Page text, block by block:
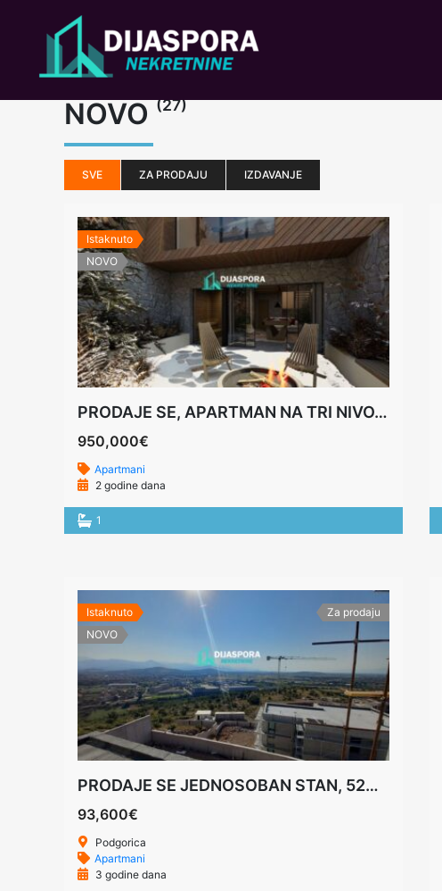
NOVO (27)
SVE ZA PRODAJU IZDAVANJE
Istaknuto
NOVO
PRODAJE SE, APARTMAN NA TRI NIVOA U LUKSUZNOJ VILI, 207M2, KOLAŠIN
950,000€
Apartmani
2 godine dana
1
Istaknuto
NOVO
Za prodaju
PRODAJE SE JEDNOSOBAN STAN, 52M2, PODGORICA
93,600€
Podgorica
Apartmani
3 godine dana